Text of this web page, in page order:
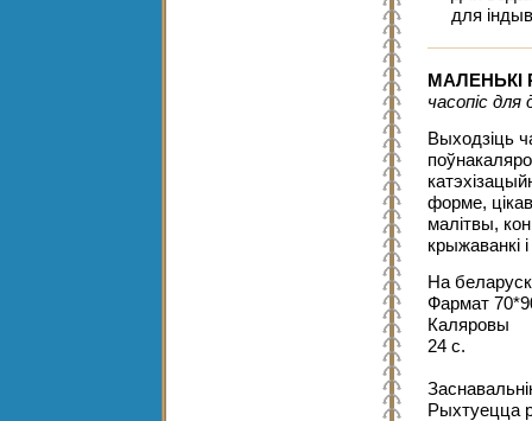
для
часопіс для
Выходзіць
форме,
малітвы,
крыжаванкі
На
Фармат
Каляровы
24 с.
Рыхтуецца